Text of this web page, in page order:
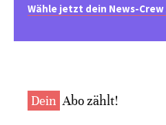
Wähle jetzt dein News-Crew
Dein Abo zählt!